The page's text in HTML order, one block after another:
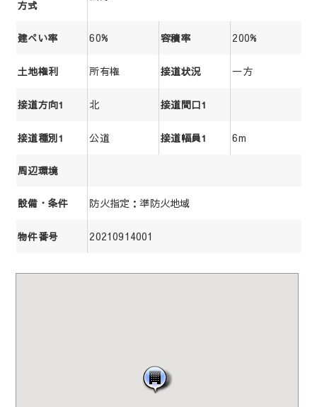
方式
建ぺい率 60% 容積率 200%
土地権利 所有権 接道状況 一方
接道方向1 北 接道間口1
接道種別1 公道 接道幅員1 6m
周辺環境
設備・条件 防火指定：準防火地域
物件番号 20210914001